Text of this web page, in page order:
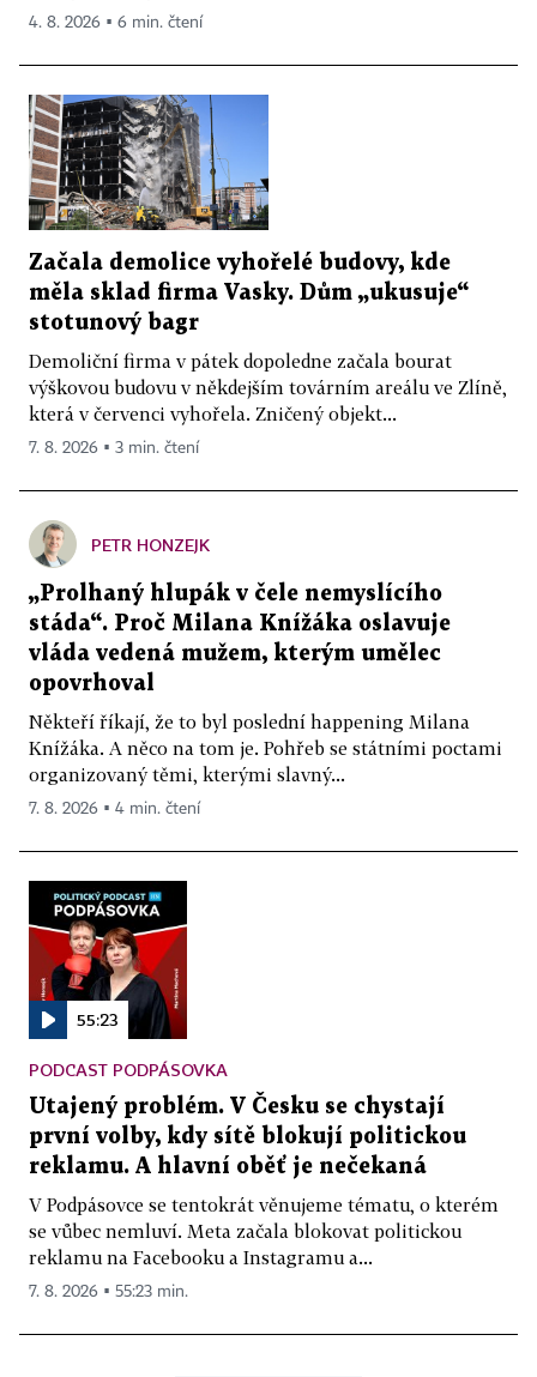
4. 8. 2026 ▪ 6 min. čtení
Začala demolice vyhořelé budovy, kde
měla sklad firma Vasky. Dům „ukusuje“
stotunový bagr
Demoliční firma v pátek dopoledne začala bourat
výškovou budovu v někdejším továrním areálu ve Zlíně,
která v červenci vyhořela. Zničený objekt...
7. 8. 2026 ▪ 3 min. čtení
PETR HONZEJK
„Prolhaný hlupák v čele nemyslícího
stáda“. Proč Milana Knížáka oslavuje
vláda vedená mužem, kterým umělec
opovrhoval
Někteří říkají, že to byl poslední happening Milana
Knížáka. A něco na tom je. Pohřeb se státními poctami
organizovaný těmi, kterými slavný...
7. 8. 2026 ▪ 4 min. čtení
55:23
PODCAST PODPÁSOVKA
Utajený problém. V Česku se chystají
první volby, kdy sítě blokují politickou
reklamu. A hlavní oběť je nečekaná
V Podpásovce se tentokrát věnujeme tématu, o kterém
se vůbec nemluví. Meta začala blokovat politickou
reklamu na Facebooku a Instagramu a...
7. 8. 2026 ▪ 55:23 min.